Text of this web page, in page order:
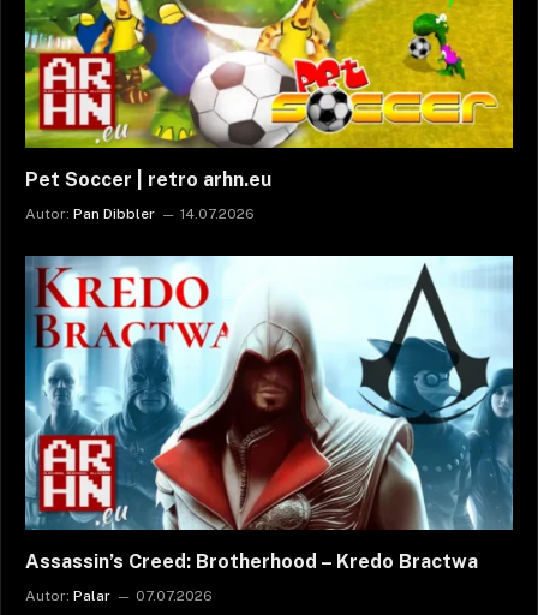
Pet Soccer | retro arhn.eu
Autor: Pan Dibbler 14.07.2026
Assassin’s Creed: Brotherhood – Kredo Bractwa
Autor: Palar 07.07.2026